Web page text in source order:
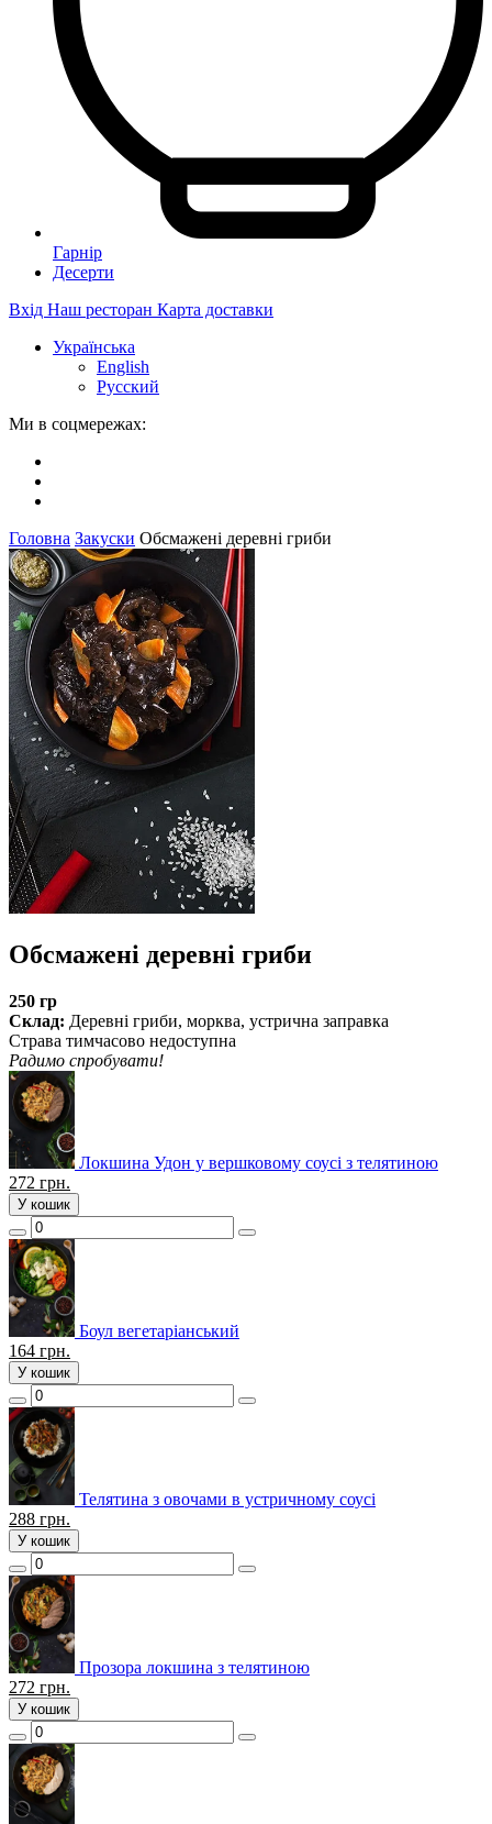
Гарнір
Десерти
Вхід Наш ресторан Карта доставки
Українська
English
Русский
Ми в соцмережах:
Головна Закуски Обсмажені деревні гриби
Обсмажені деревні гриби
250 гр
Склад: Деревні гриби, морква, устрична заправка
Страва тимчасово недоступна
Радимо спробувати!
Локшина Удон у вершковому соусі з телятиною
272 грн.
У кошик
Боул вегетаріанський
164 грн.
У кошик
Телятина з овочами в устричному соусі
288 грн.
У кошик
Прозора локшина з телятиною
272 грн.
У кошик